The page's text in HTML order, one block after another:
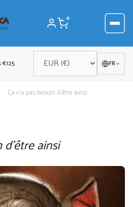
0
FR
Ça n’a pas besoin d’être ainsi
d’être ainsi